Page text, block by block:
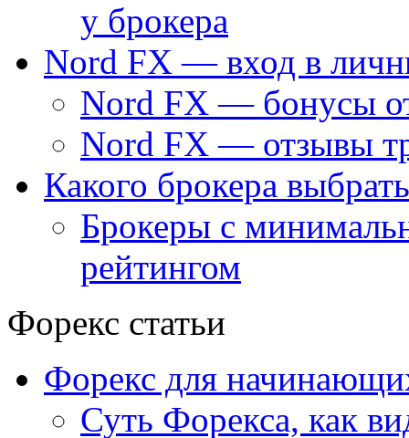
у брокера
Nord FX — вход в
Nord FX — бонусы
Nord FX — отзывы
Какого брокера
Брокеры с
рейтингом
Форекс статьи
Форекс для
Суть Форекса, как